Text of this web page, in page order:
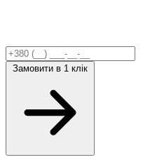
Замовити в 1 клік